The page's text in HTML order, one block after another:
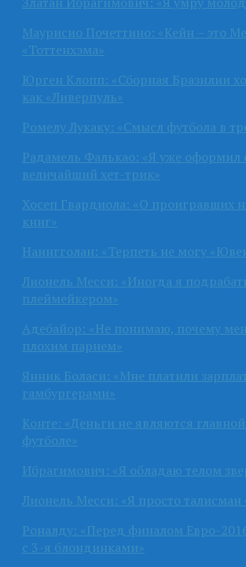
Маурисио Почеттино: «Кейн – это
«Тоттенхэма»
Юрген Клопп: «Сборная Бразилии
как «Ливерпуль»
Ромелу Лукаку: «Смысл футбола в
Радамель Фалькао: «Я уже оформил
величайший хет-трик»
Хосеп Гвардиола: «О проигравших
книг»
Наингголан: «Терпеть не могу
Лионель Месси: «Иногда я
плеймейкером»
Адебайор: «Не понимаю, почему
плохим парнем»
Янник Боласи: «Мне платили
гамбургерами»
Конте: «Деньги не являются
футболе»
Ибрагимович: «Я обладаю телом
Лионель Месси: «Я просто талисман
Роналду: «Перед финалом Евро-
с 3-я блондинками»